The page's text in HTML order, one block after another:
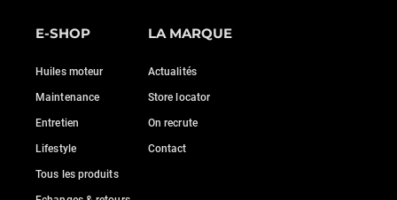
E-SHOP
Huiles moteur
Maintenance
Entretien
Lifestyle
Tous les produits
LA MARQUE
Actualités
Store locator
On recrute
Contact